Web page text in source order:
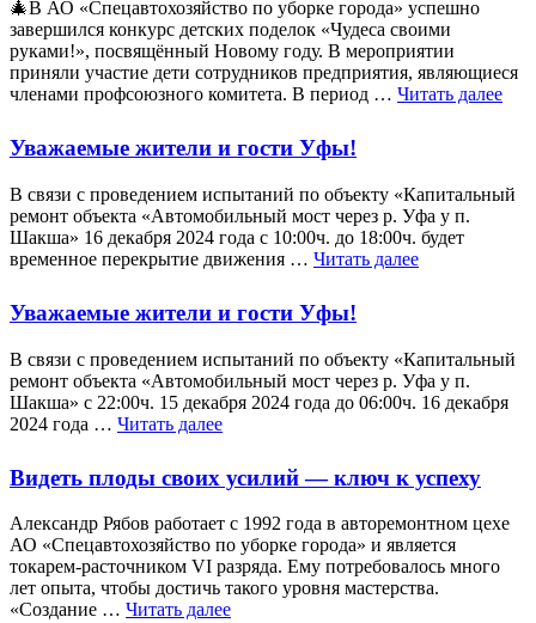
🎄В АО «Спецавтохозяйство по уборке города» успешно
завершился конкурс детских поделок «Чудеса своими
руками!», посвящённый Новому году. В мероприятии
приняли участие дети сотрудников предприятия, являющиеся
членами профсоюзного комитета. В период … Читать далее
Уважаемые жители и гости Уфы!
В связи с проведением испытаний по объекту «Капитальный
ремонт объекта «Автомобильный мост через р. Уфа у п.
Шакша» 16 декабря 2024 года с 10:00ч. до 18:00ч. будет
временное перекрытие движения … Читать далее
Уважаемые жители и гости Уфы!
В связи с проведением испытаний по объекту «Капитальный
ремонт объекта «Автомобильный мост через р. Уфа у п.
Шакша» с 22:00ч. 15 декабря 2024 года до 06:00ч. 16 декабря
2024 года … Читать далее
Видеть плоды своих усилий — ключ к успеху
Александр Рябов работает с 1992 года в авторемонтном цехе
АО «Спецавтохозяйство по уборке города» и является
токарем-расточником VI разряда. Ему потребовалось много
лет опыта, чтобы достичь такого уровня мастерства.
«Создание … Читать далее